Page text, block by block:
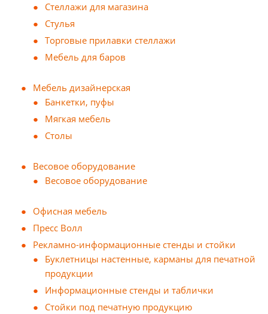
Стеллажи для магазина
Стулья
Торговые прилавки стеллажи
Мебель для баров
Мебель дизайнерская
Банкетки, пуфы
Мягкая мебель
Столы
Весовое оборудование
Весовое оборудование
Офисная мебель
Пресс Волл
Рекламно-информационные стенды и стойки
Буклетницы настенные, карманы для печатной
продукции
Информационные стенды и таблички
Стойки под печатную продукцию